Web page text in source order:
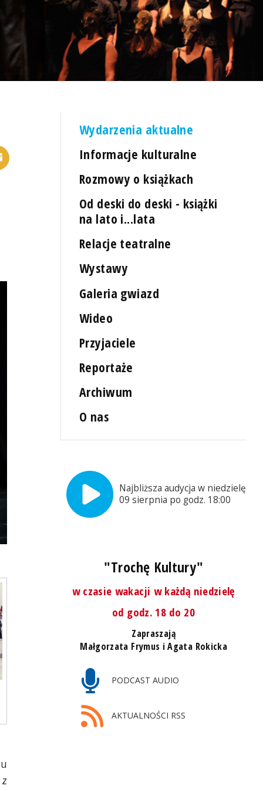
Wydarzenia aktualne
Informacje kulturalne
Rozmowy o książkach
Od deski do deski - książki
na lato i...lata
Relacje teatralne
Wystawy
Galeria gwiazd
Wideo
Przyjaciele
Reportaże
Archiwum
O nas
Najbliższa audycja w niedzielę,
09 sierpnia po godz. 18:00
"Trochę Kultury"
w czasie wakacji w każdą niedzielę
od godz. 18 do 20
Zapraszają
Małgorzata Frymus i Agata Rokicka
PODCAST AUDIO
AKTUALNOŚCI RSS